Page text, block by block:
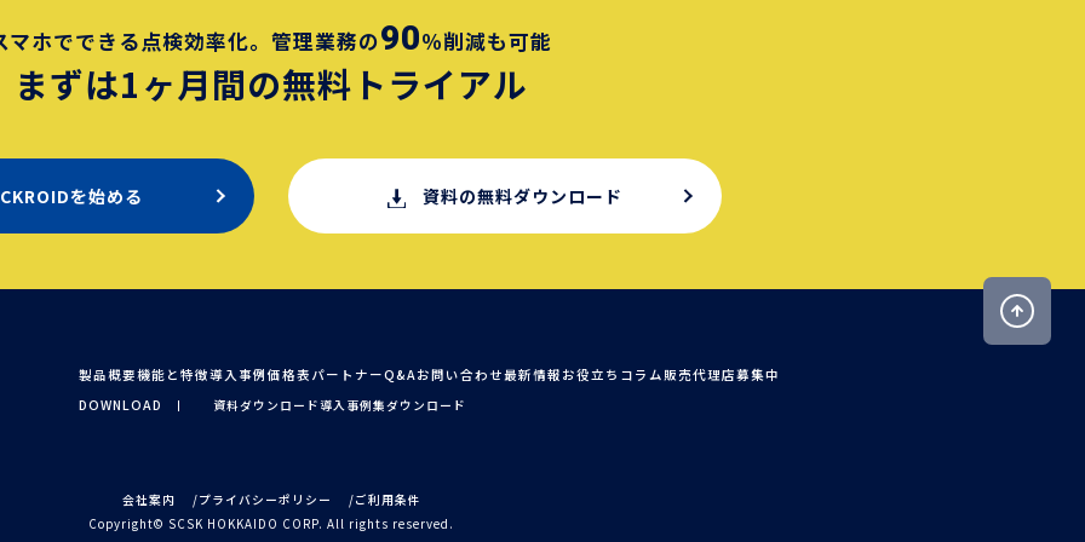
マホでできる点検効率化。管理業務の90％削減も可能
まずは1ヶ月間の無料トライアル
を始める 資料の無料ダウンロード
製品概要機能と特徴導入事例 価格表 パートナーQ&A お問い合わせ最新情報 お役立ちコラム 販売代理店募集中
DOWNLOAD
資料ダウンロード導入事例集ダウンロード
会社案内 プライバシーポリシー
ご利用条件
Copyright© SCSK HOKKAIDO CORP. All rights reserved.